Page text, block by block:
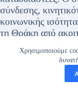
Χρησιμοποιούμε
σύνδεσης,
κοινωνικής
τη Θράκη από
του πληθυσμού,
της υποβάθμιση.